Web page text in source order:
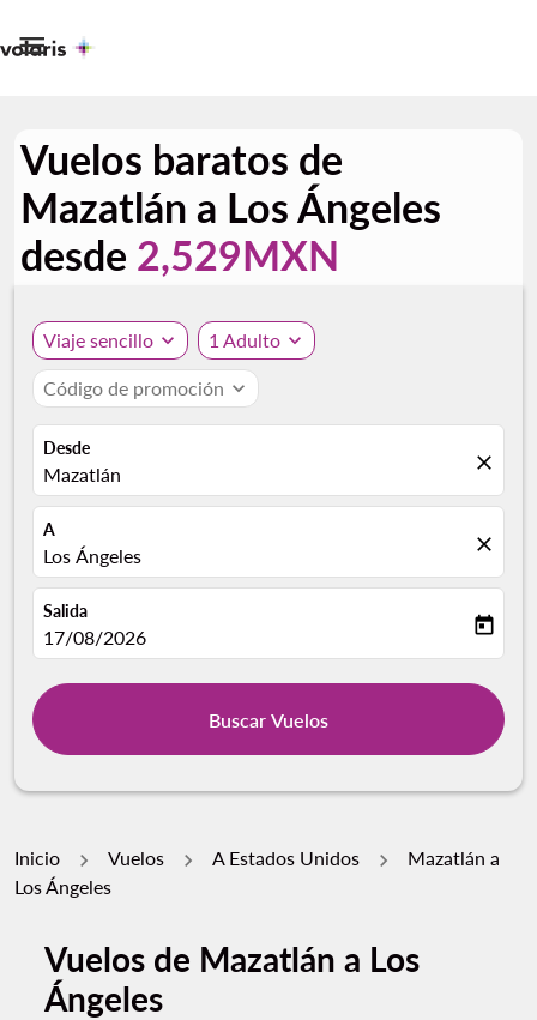

Vuelos baratos de
Mazatlán a Los Ángeles
desde 2,529MXN
Viaje sencillo expand_more 1 Adulto expand_more
Código de promoción expand_more
Desde
Mazatlán close
A
Los Ángeles close
Salida
fc-booking-departure-date-aria-label
17/08/2026 today
Buscar Vuelos
Inicio Vuelos A Estados Unidos
Mazatlán a
Los Ángeles
Vuelos de Mazatlán a Los
Ángeles
Pruebe un mes alternativo o interactúe con días